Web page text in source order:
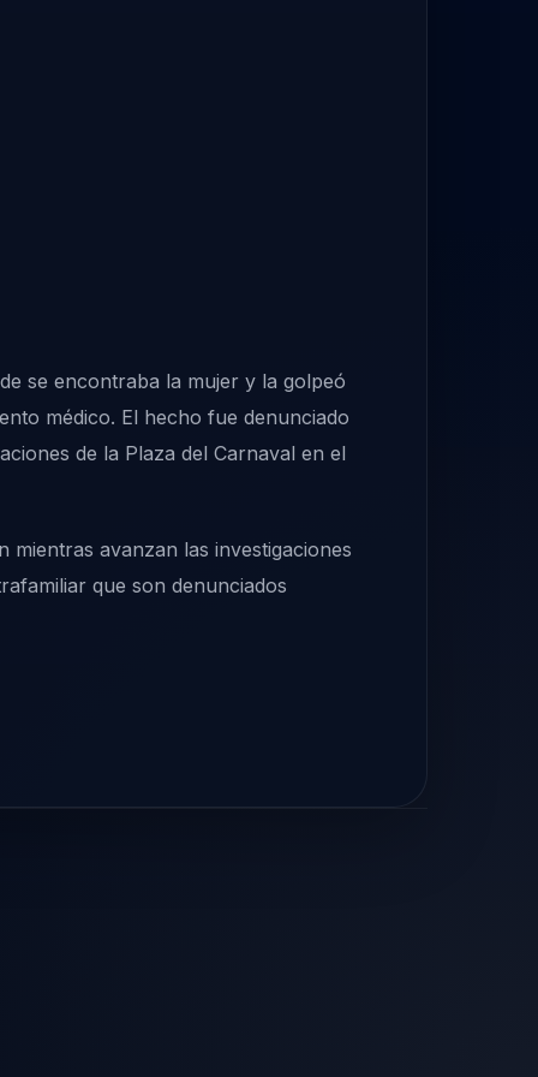
se encontraba la mujer y la golpeó
médico. El hecho fue denunciado
de la Plaza del Carnaval en el
avanzan las investigaciones
que son denunciados